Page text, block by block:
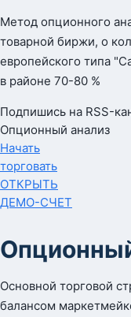
Метод опционного
товарной биржи, о
европейского типа
в районе 70-80 %
Подпишись на RSS-
Опционный анализ
Начать
торговать
ОТКРЫТЬ
ДЕМО-СЧЕТ
Основной торговой
балансом